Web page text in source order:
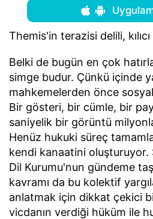
Themis'in terazisi delili,
Belki de bugün en çok
simge budur. Çünkü içinde
mahkemelerden önce
Bir gösteri, bir cümle, bir
saniyelik bir görüntü
Henüz hukuki süreç
kendi kanaatini oluşturuyor.
Dil Kurumu'nun gündeme
kavramı da bu kolektif
anlatmak için dikkat çekici
vicdanın verdiği hüküm ile